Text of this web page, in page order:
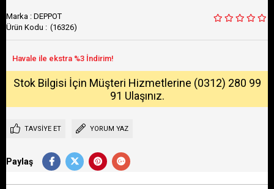
Marka : DEPPOT
(16326)
Stok Bilgisi İçin Müşteri Hizmetlerine (0312) 280 99
91 Ulaşınız.
TAVSIYE ET YORUM YAZ
Paylaş